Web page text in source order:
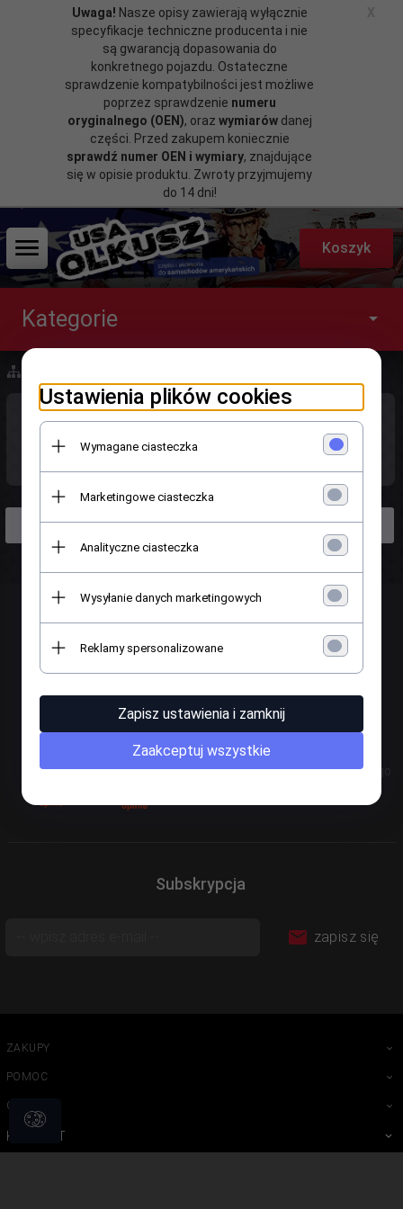
Uwaga! Nasze opisy zawierają wyłącznie
specyfikacje techniczne producenta i nie
są gwarancją dopasowania do
konkretnego pojazdu. Ostateczne
sprawdzenie kompatybilności jest możliwe
poprzez sprawdzenie numeru
oryginalnego (OEN), oraz wymiarówdanej
części. Przed zakupem koniecznie
sprawdź numer OEN i wymiary, znajdujące
się w opisie produktu. Zwroty przyjmujemy
do 14 dni!
Koszyk
Kategorie
Citroen
C-Crosser
Nasze wyróżnienia oraz opinie:
Subskrypcja
zapisz się
ZAKUPY
POMOC
O NAS
KONTAKT
Ustawienia plików cookies
Wymagane ciasteczka
Marketingowe ciasteczka
Analityczne ciasteczka
Wysyłanie danych marketingowych
Reklamy spersonalizowane
Zapisz ustawienia i zamknij
Zaakceptuj wszystkie